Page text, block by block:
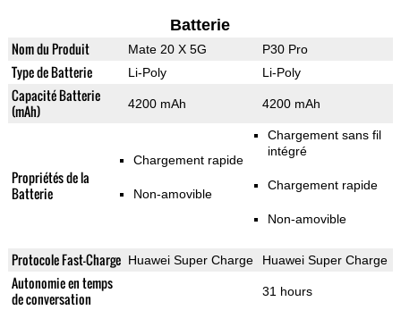
Batterie
Nom du Produit Mate 20 X 5G P30 Pro
Type de Batterie Li-Poly Li-Poly
Capacité Batterie
(mAh)
4200 mAh 4200 mAh
Propriétés de la
Batterie
Chargement rapide
Non-amovible
Chargement sans fil
intégré
Chargement rapide
Non-amovible
Protocole Fast-Charge Huawei Super Charge Huawei Super Charge
Autonomie en temps
de conversation
31 hours